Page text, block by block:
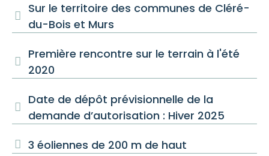
Sur le territoire des communes de Cléré-
du-Bois et Murs
Première rencontre sur le terrain à l'été
2020
Date de dépôt prévisionnelle de la
demande d’autorisation : Hiver 2025
3 éoliennes de 200 m de haut